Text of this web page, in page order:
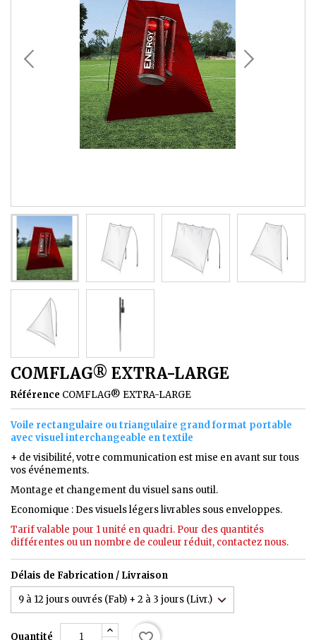
COMFLAG® EXTRA-LARGE
Référence COMFLAG® EXTRA-LARGE
Voile rectangulaire ou triangulaire grand format portable
avec visuel interchangeable en textile
+ de visibilité, votre communication est mise en avant sur tous
vos événements.
Montage et changement du visuel sans outil.
Economique : Des visuels légers livrables sous enveloppes.
Tarif valable pour 1 unité en quadri. Pour des quantités
différentes ou un nombre de couleur réduit, contactez nous.
Délais de Fabrication / Livraison
Quantité